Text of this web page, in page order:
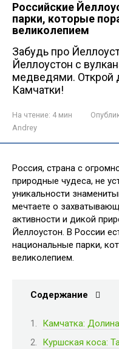
Российские
парки, которые
великолепием
Забудь про
Йеллоустон с
медведями. Открой
Камчатки!
На чтение: 4 мин
Andrey
Россия, страна с
природные чудеса, не
уникальности
мечтаете о
активности и дикой
Йеллоустон. В России
национальные парки,
великолепием.
Содержание
Камчатка:
Куршская коса: